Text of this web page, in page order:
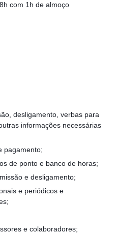
com 1h de almoço
desligamento, verbas para
informações necessárias
pagamento;
de ponto e banco de horas;
e desligamento;
e periódicos e
e colaboradores;